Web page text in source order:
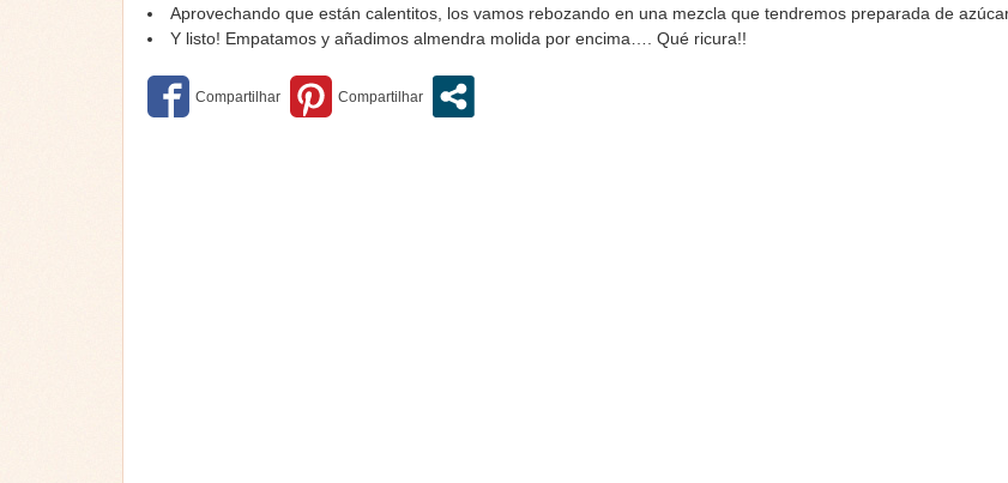
Aprovechando que están calentitos, los vamos rebozando en una mezcla que tendremos preparada de
Y listo! Empatamos y añadimos almendra molida por encima…. Qué ricura!!